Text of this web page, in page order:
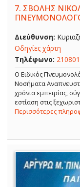
7. ΣΒΟΛΗΣ
Διεύθυνση:
Οδηγίες χάρτη
Τηλέφωνο:
O Ειδικός
Νοσήματα
χρόνια εμπειρίας,
εστίαση στις
Περισσότερες